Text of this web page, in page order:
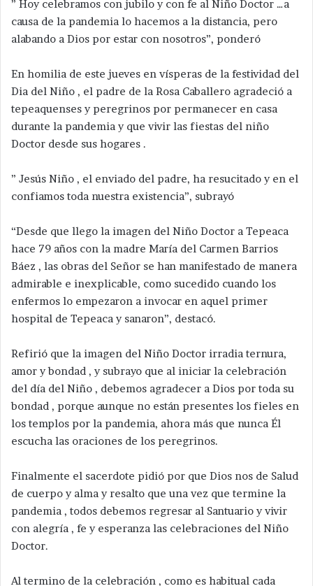
” Hoy celebramos con jubilo y con fe al Niño Doctor …a
causa de la pandemia lo hacemos a la distancia, pero
alabando a Dios por estar con nosotros”, ponderó
En homilia de este jueves en vísperas de la festividad del
Dia del Niño , el padre de la Rosa Caballero agradeció a
tepeaquenses y peregrinos por permanecer en casa
durante la pandemia y que vivir las fiestas del niño
Doctor desde sus hogares .
” Jesús Niño , el enviado del padre, ha resucitado y en el
confiamos toda nuestra existencia”, subrayó
“Desde que llego la imagen del Niño Doctor a Tepeaca
hace 79 años con la madre María del Carmen Barrios
Báez , las obras del Señor se han manifestado de manera
admirable e inexplicable, como sucedido cuando los
enfermos lo empezaron a invocar en aquel primer
hospital de Tepeaca y sanaron”, destacó.
Refirió que la imagen del Niño Doctor irradia ternura,
amor y bondad , y subrayo que al iniciar la celebración
del día del Niño , debemos agradecer a Dios por toda su
bondad , porque aunque no están presentes los fieles en
los templos por la pandemia, ahora más que nunca Él
escucha las oraciones de los peregrinos.
Finalmente el sacerdote pidió por que Dios nos de Salud
de cuerpo y alma y resalto que una vez que termine la
pandemia , todos debemos regresar al Santuario y vivir
con alegría , fe y esperanza las celebraciones del Niño
Doctor.
Al termino de la celebración , como es habitual cada